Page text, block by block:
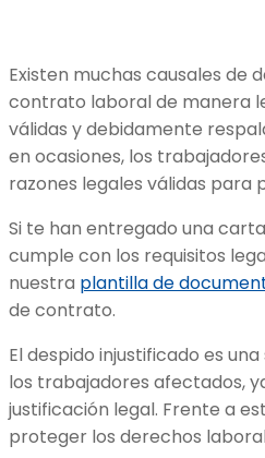
Existen muchas causales de
contrato laboral de manera
válidas y debidamente
en ocasiones, los
razones legales válidas
Si te han entregado una
cumple con los requisitos
nuestra plantilla de
de contrato.
El despido injustificado es
los trabajadores afectados,
justificación legal. Frente a
proteger los derechos